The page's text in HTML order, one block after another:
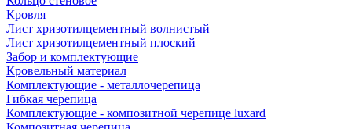
Кровля
Лист хризотилцементный волнистый
Лист хризотилцементный плоский
Забор и комплектующие
Кровельный материал
Комплектующие - металлочерепица
Гибкая черепица
Комплектующие - композитной черепице luxard